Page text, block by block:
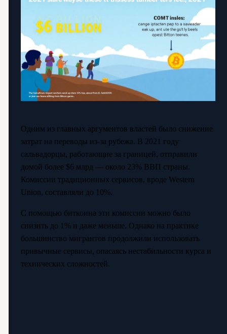
Одним из главных аргументов властей было снижение
затрат на переводы из-за рубежа. В 2021 году
сальвадорцы, работающие за границей, отправили
домой более $6 млрд — около 23% ВВП страны.
Комиссии традиционных сервисов, вроде Western
Union, составляли до 10%.
С помощью биткоина эти комиссии можно было
снизить до 1% и даже меньше. Однако на практике
большинство мигрантов продолжили использовать
привычные сервисы, опасаясь нестабильности курса и
технических сложностей.